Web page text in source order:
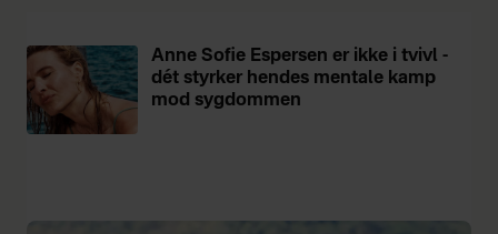
Anne Sofie Espersen er ikke i tvivl -
dét styrker hendes mentale kamp
mod sygdommen